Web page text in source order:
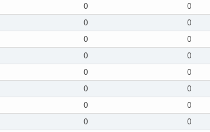
0 0
0 0
0 0
0 0
0 0
0 0
0 0
0 0